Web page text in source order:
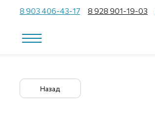
8 903 406-43-17 8 928 901-19-03
Назад